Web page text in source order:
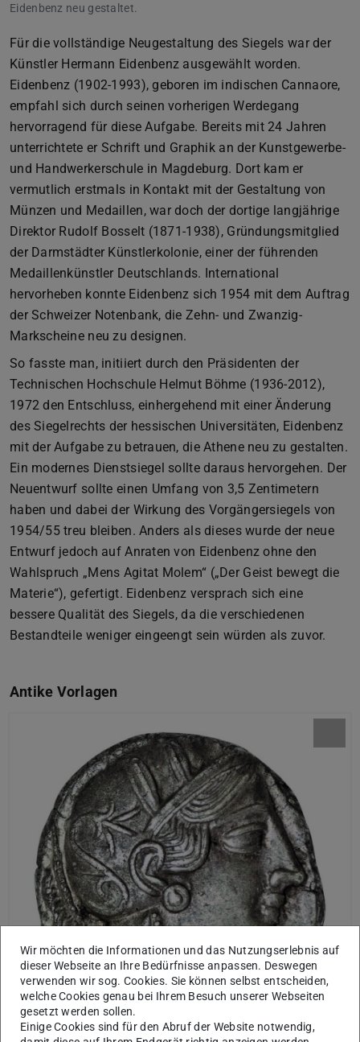
Eidenbenz neu gestaltet.
Für die vollständige Neugestaltung des Siegels war der
Künstler Hermann Eidenbenz ausgewählt worden.
Eidenbenz (1902-1993), geboren im indischen Cannaore,
empfahl sich durch seinen vorherigen Werdegang
hervorragend für diese Aufgabe. Bereits mit 24 Jahren
unterrichtete er Schrift und Graphik an der Kunstgewerbe-
und Handwerkerschule in Magdeburg. Dort kam er
vermutlich erstmals in Kontakt mit der Gestaltung von
Münzen und Medaillen, war doch der dortige langjährige
Direktor Rudolf Bosselt (1871-1938), Gründungsmitglied
der Darmstädter Künstlerkolonie, einer der führenden
Medaillenkünstler Deutschlands. International
hervorheben konnte Eidenbenz sich 1954 mit dem Auftrag
der Schweizer Notenbank, die Zehn- und Zwanzig-
Markscheine neu zu designen.
So fasste man, initiiert durch den Präsidenten der
Technischen Hochschule Helmut Böhme (1936-2012),
1972 den Entschluss, einhergehend mit einer Änderung
des Siegelrechts der hessischen Universitäten, Eidenbenz
mit der Aufgabe zu betrauen, die Athene neu zu gestalten.
Ein modernes Dienstsiegel sollte daraus hervorgehen. Der
Neuentwurf sollte einen Umfang von 3,5 Zentimetern
haben und dabei der Wirkung des Vorgängersiegels von
1954/55 treu bleiben. Anders als dieses wurde der neue
Entwurf jedoch auf Anraten von Eidenbenz ohne den
Wahlspruch „Mens Agitat Molem“ („Der Geist bewegt die
Materie“), gefertigt. Eidenbenz versprach sich eine
bessere Qualität des Siegels, da die verschiedenen
Bestandteile weniger eingeengt sein würden als zuvor.
Antike Vorlagen
Wir möchten die Informationen und das Nutzungserlebnis auf
dieser Webseite an Ihre Bedürfnisse anpassen. Deswegen
verwenden wir sog. Cookies. Sie können selbst entscheiden,
welche Cookies genau bei Ihrem Besuch unserer Webseiten
gesetzt werden sollen.
Einige Cookies sind für den Abruf der Website notwendig,